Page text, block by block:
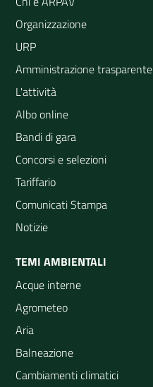
Organizzazione
URP
Amministrazione trasparente
L'attività
Albo online
Bandi di gara
Concorsi e selezioni
Tariffario
Comunicati Stampa
Notizie
TEMI AMBIENTALI
Acque interne
Agrometeo
Aria
Balneazione
Cambiamenti climatici